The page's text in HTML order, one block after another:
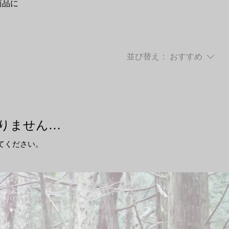
に
並び替え： おすすめ
ません…
ださい。